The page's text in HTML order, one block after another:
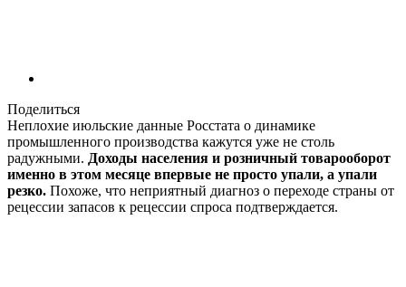
Поделиться
Неплохие июльские данные Росстата о динамике
промышленного производства кажутся уже не столь
радужными. Доходы населения и розничный товарооборот
именно в этом месяце впервые не просто упали, а упали
резко. Похоже, что неприятный диагноз о переходе страны от
рецессии запасов к рецессии спроса подтверждается.